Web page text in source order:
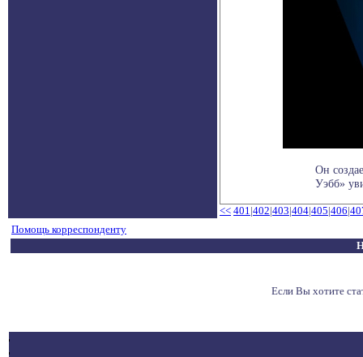
Он
Уэбб»
<< 401|402|403|404|405|406|
Помощь корреспонденту
Если Вы хотите